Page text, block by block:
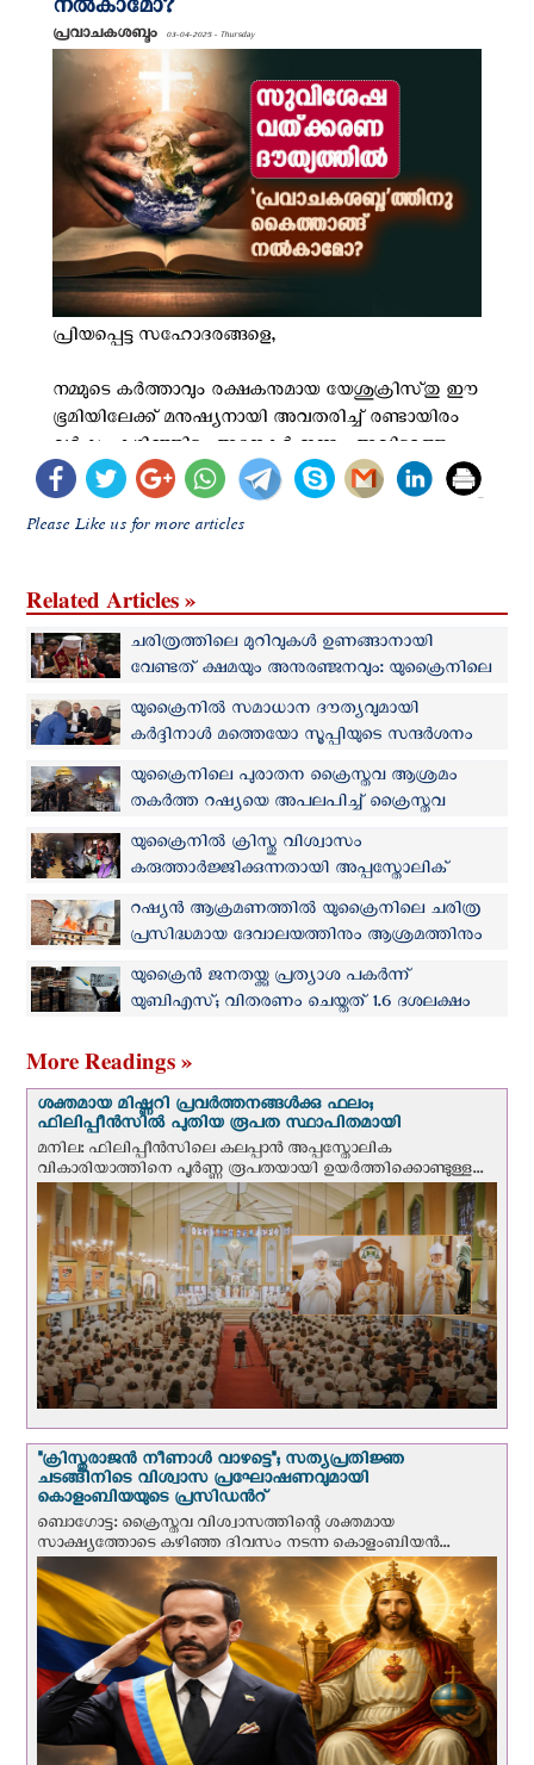
Please Like us for more articles
Related Articles »
ചരിത്രത്തിലെ മുറിവുകൾ ഉണങ്ങാനായി
വേണ്ടത് ക്ഷമയും അനുരഞ്ജനവും: യുക്രൈനിലെ
ഗ്രീക്ക് കത്തോലിക്ക സഭാതലവൻ
യുക്രൈനിൽ സമാധാന ദൗത്യവുമായി
കർദ്ദിനാൾ മത്തെയോ സൂപ്പിയുടെ സന്ദര്‍ശനം
യുക്രൈനിലെ പുരാതന ക്രൈസ്തവ ആശ്രമം
തകര്‍ത്ത റഷ്യയെ അപലപിച്ച് ക്രൈസ്തവ
നേതാക്കള്‍
യുക്രൈനിൽ ക്രിസ്തു വിശ്വാസം
കരുത്താർജ്ജിക്കുന്നതായി അപ്പസ്തോലിക്
ന്യൂണ്‍ഷോയുടെ വെളിപ്പെടുത്തല്‍
റഷ്യൻ ആക്രമണത്തിൽ യുക്രൈനിലെ ചരിത്ര
പ്രസിദ്ധമായ ദേവാലയത്തിനും ആശ്രമത്തിനും
കേടുപാടുകൾ
യുക്രൈന്‍ ജനതയ്ക്കു പ്രത്യാശ പകര്‍ന്ന്
യുബിഎസ്; വിതരണം ചെയ്തത് 1.6 ദശലക്ഷം
More Readings »
ശക്തമായ മിഷ്ണറി പ്രവർത്തനങ്ങൾക്കു ഫലം;
ഫിലിപ്പീൻസിൽ പുതിയ രൂപത സ്ഥാപിതമായി
മനില: ഫിലിപ്പീൻസിലെ കലപ്പാൻ അപ്പസ്തോലിക
വികാരിയാത്തിനെ പൂർണ്ണ രൂപതയായി ഉയർത്തിക്കൊണ്ടുള്ള...
"ക്രിസ്തുരാജന്‍ നീണാള്‍ വാഴട്ടെ"; സത്യപ്രതിജ്ഞ
ചടങ്ങിനിടെ വിശ്വാസ പ്രഘോഷണവുമായി
കൊളംബിയയുടെ പ്രസിഡന്‍റ്
ബൊഗോട്ട: ക്രൈസ്തവ വിശ്വാസത്തിന്റെ ശക്തമായ
സാക്ഷ്യത്തോടെ കഴിഞ്ഞ ദിവസം നടന്ന കൊളംബിയന്‍...